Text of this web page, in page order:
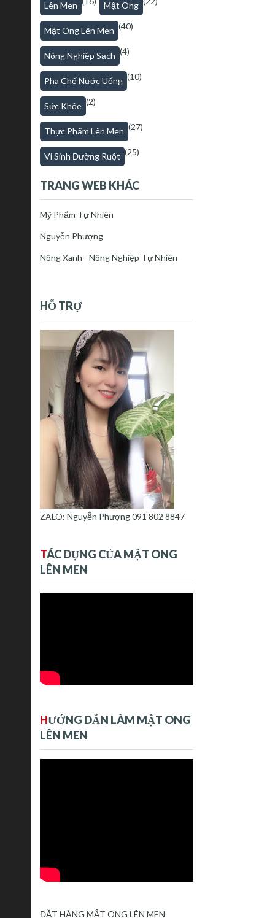
Lên Men Mật Ong
Mật Ong Lên Men (40)
Nông Nghiệp Sạch (4)
Pha Chế Nước Uống (10)
Sức Khỏe (2)
Thực Phẩm Lên Men (27)
Vi Sinh Đường Ruột (25)
TRANG WEB KHÁC
Mỹ Phẩm Tự Nhiên
Nguyễn Phượng
Nông Xanh - Nông Nghiệp Tự Nhiên
HỖ TRỢ
ZALO: Nguyễn Phượng 091 802 8847
TÁC DỤNG CỦA MẬT ONG
LÊN MEN
HƯỚNG DẪN LÀM MẬT ONG
LÊN MEN
ĐẶT HÀNG MẬT ONG LÊN MEN